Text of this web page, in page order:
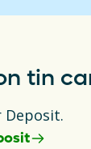
tin
Deposit.